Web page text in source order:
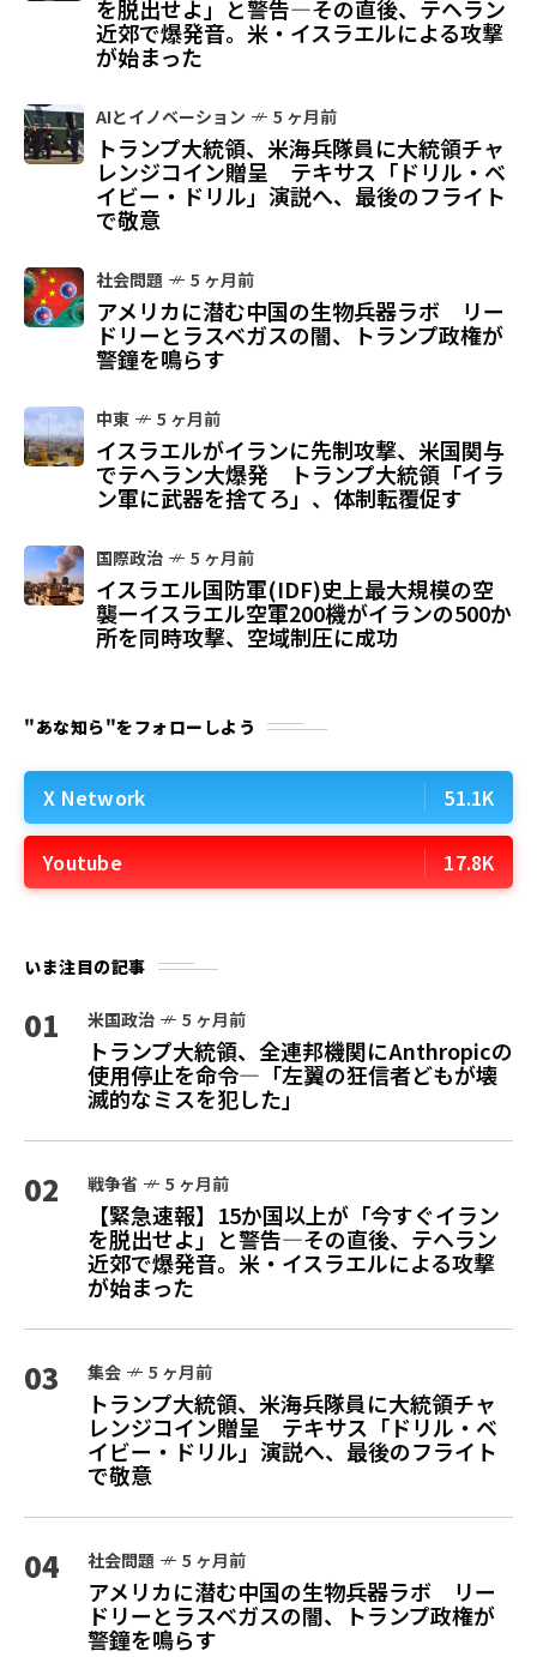
を脱出せよ」と警告—その直後、テヘラン
近郊で爆発音。米・イスラエルによる攻撃
が始まった
AIとイノベーション 5 ヶ月前
トランプ大統領、米海兵隊員に大統領チャ
レンジコイン贈呈 テキサス「ドリル・ベ
イビー・ドリル」演説へ、最後のフライト
で敬意
社会問題 5 ヶ月前
アメリカに潜む中国の生物兵器ラボ リー
ドリーとラスベガスの闇、トランプ政権が
警鐘を鳴らす
中東 5 ヶ月前
イスラエルがイランに先制攻撃、米国関与
でテヘラン大爆発 トランプ大統領「イラ
ン軍に武器を捨てろ」、体制転覆促す
国際政治 5 ヶ月前
イスラエル国防軍(IDF)史上最大規模の空
襲ーイスラエル空軍200機がイランの500か
所を同時攻撃、空域制圧に成功
"あな知ら"をフォローしよう
X Network 51.1K
Youtube 17.8K
いま注目の記事
01 米国政治 5 ヶ月前
トランプ大統領、全連邦機関にAnthropicの
使用停止を命令—「左翼の狂信者どもが壊
滅的なミスを犯した」
02 戦争省 5 ヶ月前
【緊急速報】15か国以上が「今すぐイラン
を脱出せよ」と警告—その直後、テヘラン
近郊で爆発音。米・イスラエルによる攻撃
が始まった
03 集会 5 ヶ月前
トランプ大統領、米海兵隊員に大統領チャ
レンジコイン贈呈 テキサス「ドリル・ベ
イビー・ドリル」演説へ、最後のフライト
で敬意
04 社会問題 5 ヶ月前
アメリカに潜む中国の生物兵器ラボ リー
ドリーとラスベガスの闇、トランプ政権が
警鐘を鳴らす